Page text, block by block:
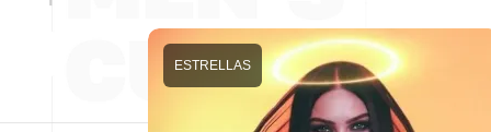
ESTRELLAS